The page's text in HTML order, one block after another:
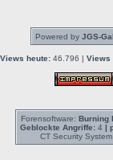
Powered by JGS-
Views heute: 46.796 | Views
Forensoftware: Burning
Geblockte Angriffe:4 |
CT Security